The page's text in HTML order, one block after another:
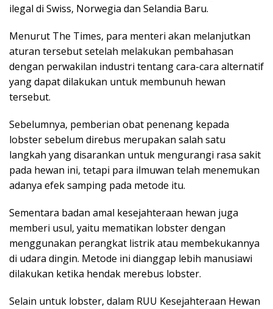
ilegal di Swiss, Norwegia dan Selandia Baru.
Menurut The Times, para menteri akan melanjutkan
aturan tersebut setelah melakukan pembahasan
dengan perwakilan industri tentang cara-cara alternatif
yang dapat dilakukan untuk membunuh hewan
tersebut.
Sebelumnya, pemberian obat penenang kepada
lobster sebelum direbus merupakan salah satu
langkah yang disarankan untuk mengurangi rasa sakit
pada hewan ini, tetapi para ilmuwan telah menemukan
adanya efek samping pada metode itu.
Sementara badan amal kesejahteraan hewan juga
memberi usul, yaitu mematikan lobster dengan
menggunakan perangkat listrik atau membekukannya
di udara dingin. Metode ini dianggap lebih manusiawi
dilakukan ketika hendak merebus lobster.
Selain untuk lobster, dalam RUU Kesejahteraan Hewan